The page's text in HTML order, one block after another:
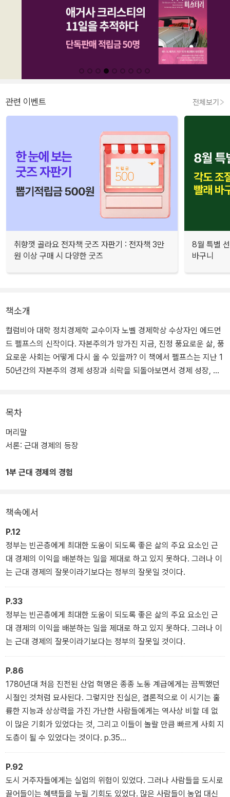
관련 이벤트 전체보기
취향껏 골라요 전자책 굿즈 자판기 : 전자책 3만
원 이상 구매 시 다양한 굿즈
8월 특별
바구니
책소개
컬럼비아 대학 정치경제학 교수이자 노벨 경제학상 수상자인 에드먼
드 펠프스의 신작이다. 자본주의가 망가진 지금, 진정 풍요로운 삶, 풍
요로운 사회는 어떻게 다시 올 수 있을까? 이 책에서 펠프스는 지난 1
50년간의 자본주의 경제 성장과 쇠락을 되돌아보면서 경제 성장, 나
는 대담한 책이다.
목차
머리말
서론: 근대 경제의 등장
1부 근대 경제의 경험
책속에서
P.12
정부는 빈곤층에게 최대한 도움이 되도록 좋은 삶의 주요 요소인 근
대 경제의 이익을 배분하는 일을 제대로 하고 있지 못하다. 그러나 이
는 근대 경제의 잘못이라기보다는 정부의 잘못일 것이다.
P.33
정부는 빈곤층에게 최대한 도움이 되도록 좋은 삶의 주요 요소인 근
대 경제의 이익을 배분하는 일을 제대로 하고 있지 못하다. 그러나 이
는 근대 경제의 잘못이라기보다는 정부의 잘못일 것이다.
P.86
1780년대 처음 진전된 산업 혁명은 종종 노동 계급에게는 끔찍했던
시절인 것처럼 묘사된다. 그렇지만 진실은, 결론적으로 이 시기는 훌
륭한 지능과 상상력을 가진 가난한 사람들에게는 역사상 비할 데 없
이 많은 기회가 있었다는 것, 그리고 이들이 놀랄 만큼 빠르게 사회 지
도층이 될 수 있었다는 것이다. p.35
당시 영국에서는, 체계적으로든 어떤 영구적인 방식으로든 근대 경제
가 임금 불평등을 악화시키지 않았다. 마르크스는 자료를 은폐하면서
글래드스턴이 강조한 부분을 전혀 인정하지 않았다.
P.92
도시 거주자들에게는 실업의 위험이 있었다. 그러나 사람들을 도시로
끌어들이는 혜택들을 누릴 기회도 있었다. 많은 사람들이 농업 대신